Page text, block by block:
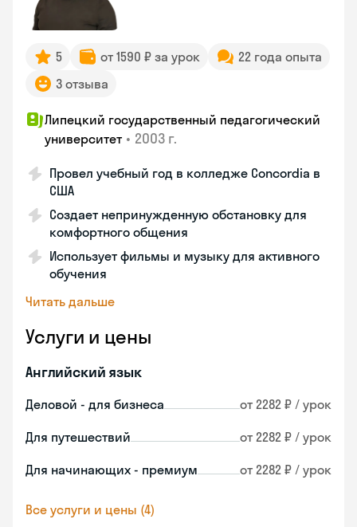
5 от 1590 ₽ за урок
22 года опыта
3 отзыва
Липецкий государственный педагогический
университет • 2003 г.
Провел учебный год в колледже Concordia в
США
Создает непринужденную обстановку для
комфортного общения
Использует фильмы и музыку для активного
обучения
Читать дальше
Услуги и цены
Английский язык
Деловой - для бизнеса от 2282 ₽ / урок
Для путешествий от 2282 ₽ / урок
Для начинающих - премиум от 2282 ₽ / урок
Все услуги и цены (4)